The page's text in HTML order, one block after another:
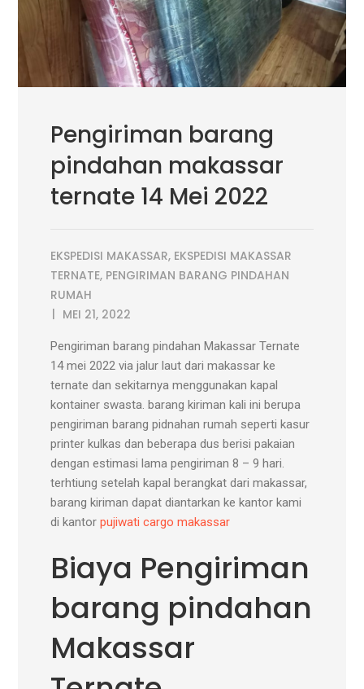
Pengiriman barang
pindahan makassar
ternate 14 Mei 2022
EKSPEDISI MAKASSAR, EKSPEDISI MAKASSAR
TERNATE, PENGIRIMAN BARANG PINDAHAN
RUMAH
MEI 21, 2022
Pengiriman barang pindahan Makassar Ternate
14 mei 2022 via jalur laut dari makassar ke
ternate dan sekitarnya menggunakan kapal
kontainer swasta. barang kiriman kali ini berupa
pengiriman barang pidnahan rumah seperti kasur
printer kulkas dan beberapa dus berisi pakaian
dengan estimasi lama pengiriman 8 – 9 hari.
terhtiung setelah kapal berangkat dari makassar,
barang kiriman dapat diantarkan ke kantor kami
di kantorpujiwati cargo makassar
Biaya Pengiriman
barang pindahan
Makassar